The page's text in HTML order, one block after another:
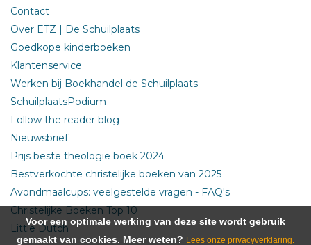
Contact
Over ETZ | De Schuilplaats
Goedkope kinderboeken
Klantenservice
Werken bij Boekhandel de Schuilplaats
SchuilplaatsPodium
Follow the reader blog
Nieuwsbrief
Prijs beste theologie boek 2024
Bestverkochte christelijke boeken van 2025
Avondmaalcups: veelgestelde vragen - FAQ's
Christelijke Boeken Top 10
Little Dutch
Voor een optimale werking van deze site wordt gebruik
gemaakt van cookies. Meer weten? Lees onze privacyverklaring.